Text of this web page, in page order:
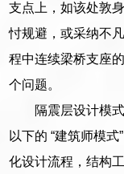
支点上，如该处敦
忖规避，或采纳不
程中连续梁桥支座
个问题。
隔震层设计模
以下的 “建筑师模
化设计流程，结构